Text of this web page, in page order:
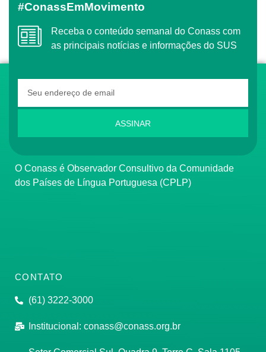
#ConassEmMovimento
Receba o conteúdo semanal do Conass com
as principais notícias e informações do SUS
ASSINAR
O Conass é Observador Consultivo da Comunidade
dos Países de Língua Portuguesa (CPLP)
CONTATO
(61) 3222-3000
Institucional: conass@conass.org.br